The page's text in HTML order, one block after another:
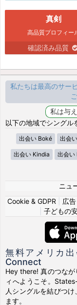
真剣
高品質プロフィー
確認済み品質
私たちは最高のサー
以下の地域でシングル
出会い Boké 出会
出会い Kindia 出会い
ニュ
Cookie & GDPR
広告
子どもの
無料アメリカ
Connect
Hey there! 真のつな
ィへようこそ。
人シングルを結びつ
ます。